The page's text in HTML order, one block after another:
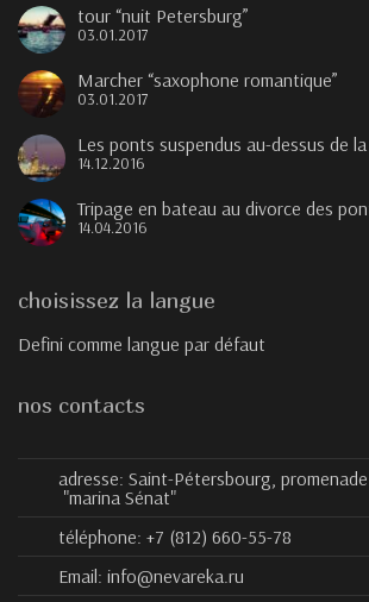
tour “nuit Petersburg”
03.01.2017
Marcher “saxophone romantique”
03.01.2017
Les ponts suspendus au-dessus de
14.12.2016
Tripage en bateau au divorce des
14.04.2016
choisissez la langue
Defini comme langue par défaut
nos contacts
adresse: Saint-Pétersbourg,
"marina Sénat"
téléphone: +7 (812) 660-55-78
Email: info@nevareka.ru